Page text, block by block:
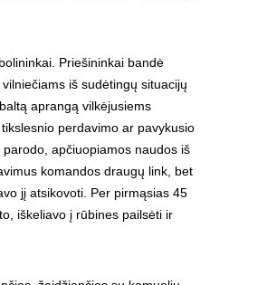
Priešininkai bandė
iš sudėtingų situacijų
aprangą vilkėjusiems
perdavimo ar pavykusio
apčiuopiamos naudos iš
komandos draugų link, bet
jį atsikovoti. Per pirmąsias 45
iškeliavo į rūbines pailsėti ir